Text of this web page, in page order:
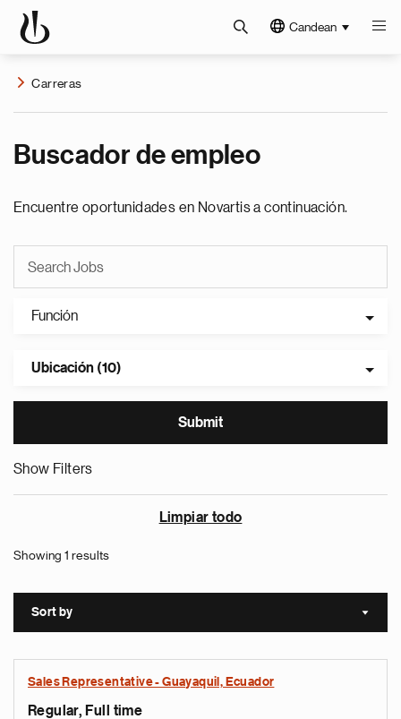
Candean
Carreras
Buscador de empleo
Encuentre oportunidades en Novartis a continuación.
Función
Ubicación (10)
Show Filters
Limpiar todo
Showing 1 results
Sort by Sort
Sales Representative - Guayaquil, Ecuador
Regular, Full time